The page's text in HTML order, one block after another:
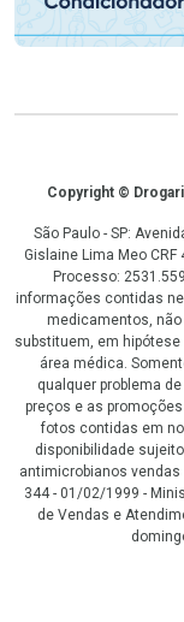
CopyrightCopyright ©
São Paulo - SP:
Gislaine Lima Meo
Processo:
informações contidas
medicamentos,
substituem, em
área médica.
qualquer problema
preços e as
fotos contidas em
disponibilidade
antimicrobianos
344 - 01/02/1999 -
de Vendas e